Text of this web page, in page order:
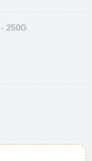
250G